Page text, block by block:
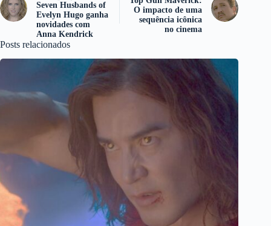
Seven Husbands of
Evelyn Hugo ganha
novidades com
Anna Kendrick
O impacto de uma
sequência icônica
no cinema
Posts relacionados